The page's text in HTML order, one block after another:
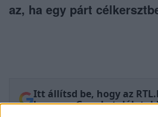
az, ha egy párt
Itt állítsd be, hogy az
legyen a Google-